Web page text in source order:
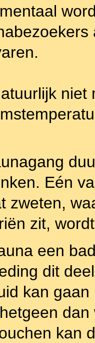
niet
Eén
zweten,
zit,
een
dit
kan
kan